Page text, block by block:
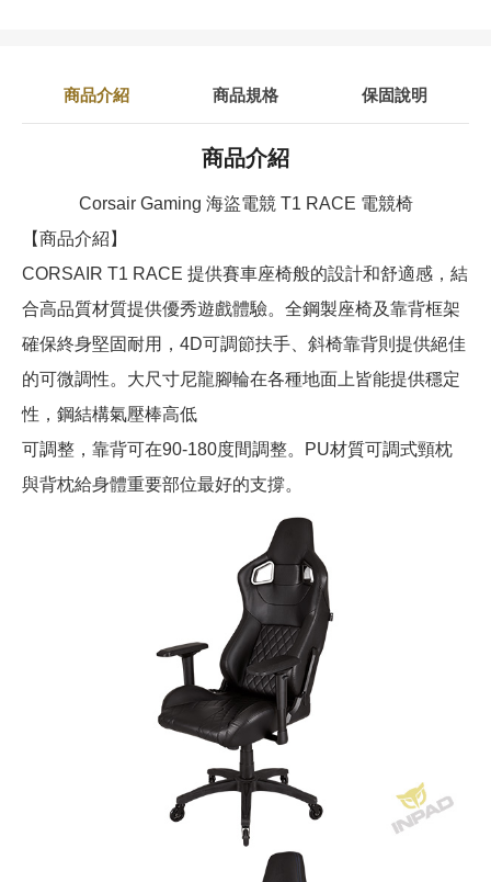
商品介紹 商品規格 保固說明
商品介紹
Corsair Gaming 海盜電競 T1 RACE 電競椅
【商品介紹】
CORSAIR T1 RACE 提供賽車座椅般的設計和舒適感，結
合高品質材質提供優秀遊戲體驗。全鋼製座椅及靠背框架
確保終身堅固耐用，4D可調節扶手、斜椅靠背則提供絕佳
的可微調性。大尺寸尼龍腳輪在各種地面上皆能提供穩定
性，鋼結構氣壓棒高低
可調整，靠背可在90-180度間調整。PU材質可調式頸枕
與背枕給身體重要部位最好的支撐。